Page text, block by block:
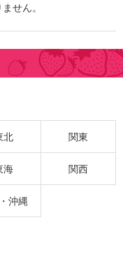
せん。
北 関東
海 関西
沖縄